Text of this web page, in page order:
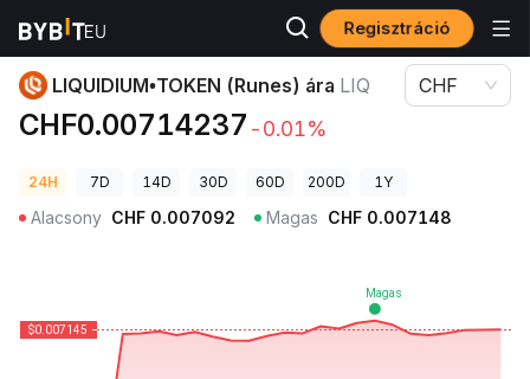
Regisztráció
Kriptovaluta árak LIQUIDIUM•TOKEN (Runes) ára LIQ
LIQUIDIUM•TOKEN (Runes) ára LIQ
CHF0.00714237 -0.01%
CHF
24H 7D 14D 30D 60D 200D 1Y
Alacsony CHF 0.007092 Magas CHF 0.007148